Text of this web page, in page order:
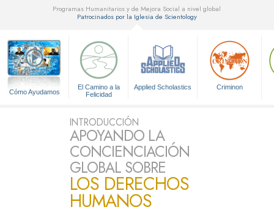
Programas Humanitarios y de Mejora Social a nivel global
Patrocinados por la Iglesia de Scientology
Cómo Ayudamos
El Camino a la
Felicidad
Applied Scholastics Criminon
INTRODUCCIÓN
APOYANDO LA
CONCIENCIACIÓN
GLOBAL SOBRE
LOS DERECHOS
HUMANOS